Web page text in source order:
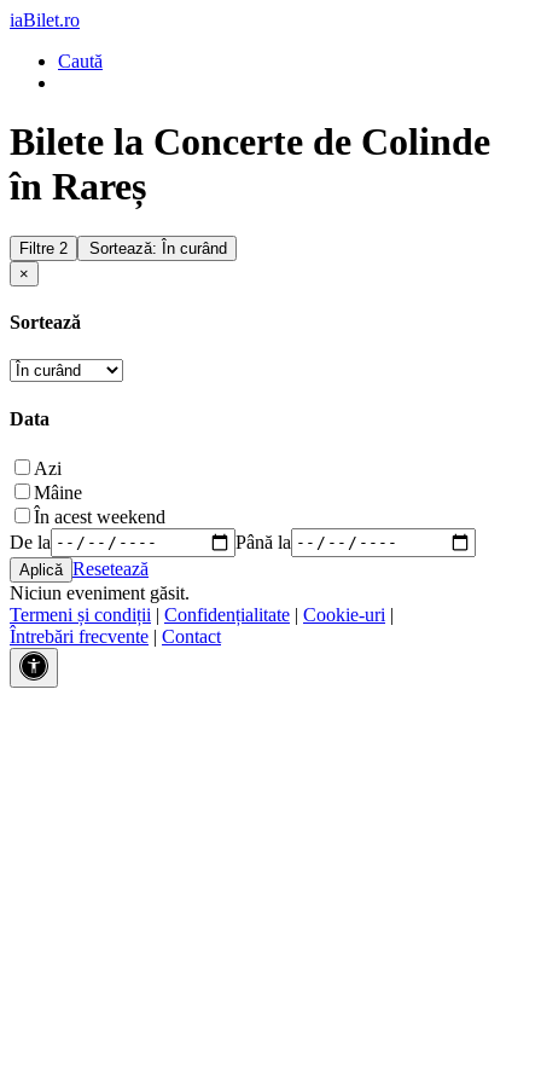
iaBilet.ro
Caută
Bilete la Concerte de Colinde
în Rareș
Filtre 2
Sortează: În curând
×
Sortează
Data
Azi
Mâine
În acest weekend
De la
Până la
Resetează
Niciun eveniment găsit.
Termeni și condiții | Confidențialitate | Cookie-uri |
Întrebări frecvente | Contact